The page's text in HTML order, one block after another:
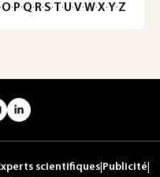
·O· P·Q· R·S·T·U·V·W·X·Y·Z
scientifiques Publicité